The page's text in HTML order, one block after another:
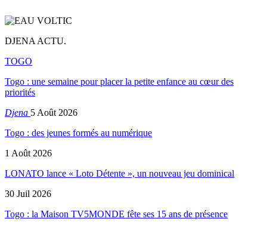
DJENA ACTU.
TOGO
Togo : une semaine pour placer la petite enfance au cœur des
priorités
Djena 5 Août 2026
Togo : des jeunes formés au numérique
1 Août 2026
LONATO lance « Loto Détente », un nouveau jeu dominical
30 Juil 2026
Togo : la Maison TV5MONDE fête ses 15 ans de présence